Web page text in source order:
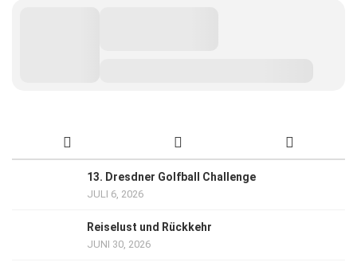
13. Dresdner Golfball Challenge
JULI 6, 2026
Reiselust und Rückkehr
JUNI 30, 2026